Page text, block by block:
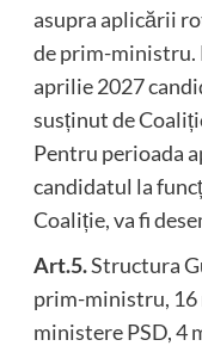
asupra aplicării
de prim-ministru.
aprilie 2027
susținut de
Pentru perioada
candidatul la
Coaliție, va fi
Art.5.Structura
prim-ministru, 16
ministere PSD, 4